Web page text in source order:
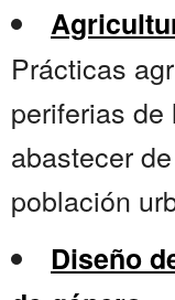
Prácticas
periferias
abastecer
población
Diseño